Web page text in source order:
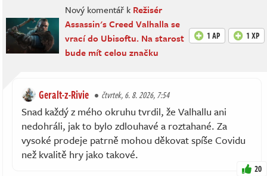
Nový komentář k Režisér
Assassin's Creed Valhalla se
vrací do Ubisoftu. Na starost
bude mít celou značku
1 AP 1 XP
Geralt-z-Rivie čtvrtek, 6. 8. 2026, 7:54
Snad každý z mého okruhu tvrdil, že Valhallu ani
nedohráli, jak to bylo zdlouhavé a roztahané. Za
vysoké prodeje patrně mohou děkovat spíše Covidu
než kvalitě hry jako takové.
20